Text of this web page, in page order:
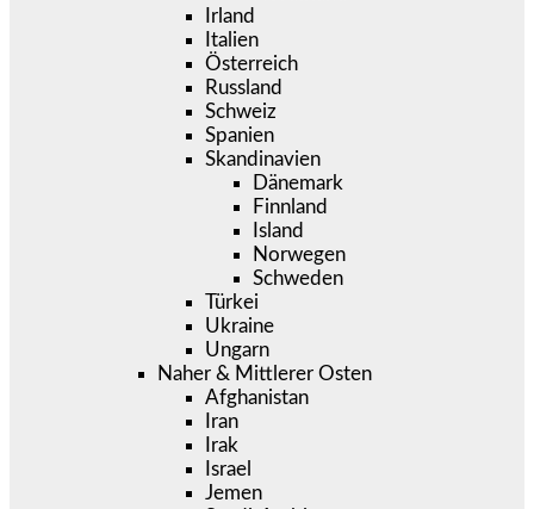
Irland
Italien
Österreich
Russland
Schweiz
Spanien
Skandinavien
Dänemark
Finnland
Island
Norwegen
Schweden
Türkei
Ukraine
Ungarn
Naher & Mittlerer Osten
Afghanistan
Iran
Irak
Israel
Jemen